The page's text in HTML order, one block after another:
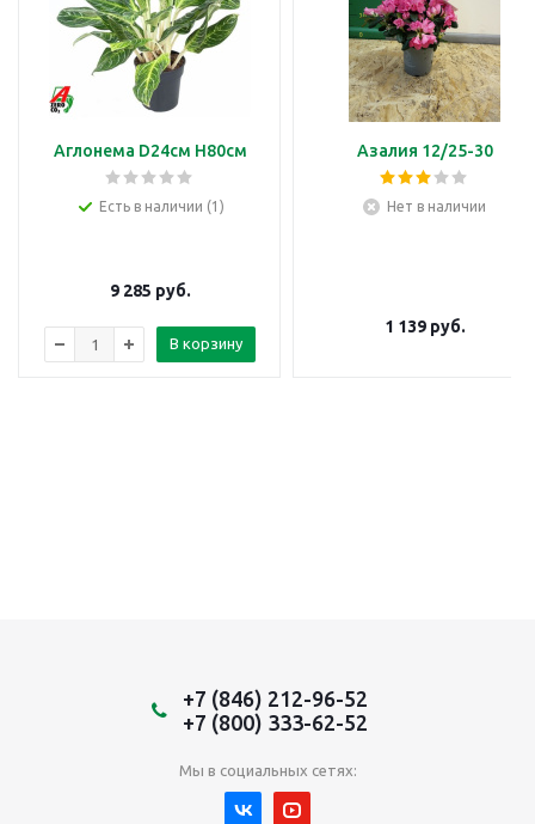
Аглонема D24см H80см
Есть в наличии (1)
9 285 руб.
В корзину
Азалия 12/25-30
Нет в наличии
1 139руб.
+7 (846) 212-96-52
+7 (800) 333-62-52
Мы в социальных сетях: